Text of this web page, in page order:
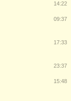
14:22
09:37
17:33
23:37
15:48